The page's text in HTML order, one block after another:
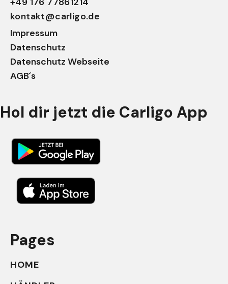
kontakt@carligo.de
Impressum
Datenschutz
Datenschutz Webseite
AGB´s
Hol dir jetzt die Carligo App
Pages
HOME